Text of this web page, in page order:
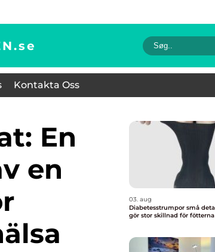
se
Kontakta Oss
en
03. aug
Diabetesstrumpor små detaljer som
gör stor skillnad för fötterna